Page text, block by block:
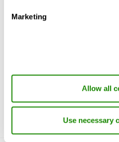
Marketing
Allow all
Use necessary